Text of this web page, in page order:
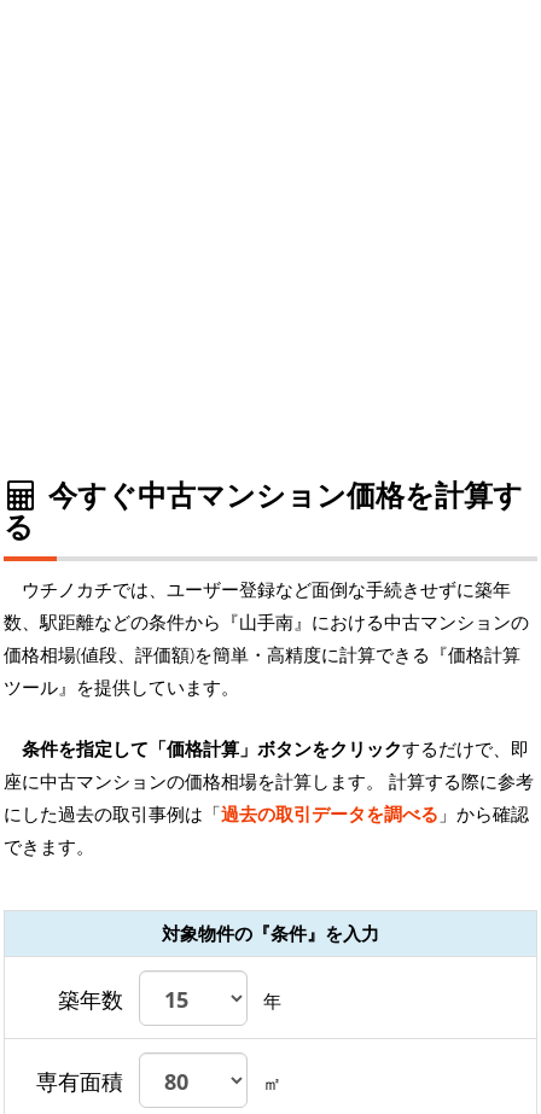
今すぐ中古マンション価格を計算す
る
ウチノカチでは、ユーザー登録など面倒な手続きせずに築年
数、駅距離などの条件から『山手南』における中古マンションの
価格相場(値段、評価額)を簡単・高精度に計算できる『価格計算
ツール』を提供しています。
条件を指定して「価格計算」ボタンをクリックするだけで、即
座に中古マンションの価格相場を計算します。 計算する際に参考
にした過去の取引事例は「過去の取引データを調べる 」から確認
できます。
対象物件の『条件』を入力
築年数 年
専有面積 ㎡